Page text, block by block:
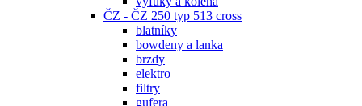
ČZ - ČZ 250 typ 513 cross
blatníky
bowdeny a lanka
brzdy
elektro
filtry
gufera